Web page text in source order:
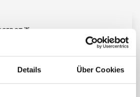
Details Über Cookies
🌟